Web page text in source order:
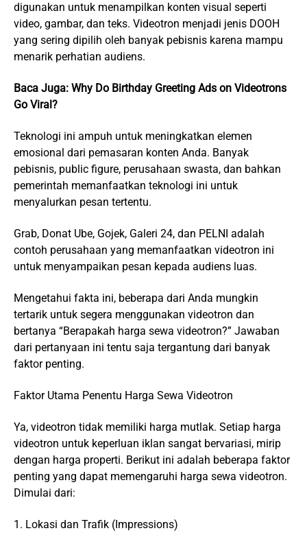
digunakan untuk menampilkan konten visual seperti
video, gambar, dan teks. Videotron menjadi jenis DOOH
yang sering dipilih oleh banyak pebisnis karena mampu
menarik perhatian audiens.
Baca Juga: Why Do Birthday Greeting Ads on Videotrons
Go Viral?
Teknologi ini ampuh untuk meningkatkan elemen
emosional dari pemasaran konten Anda. Banyak
pebisnis, public figure, perusahaan swasta, dan bahkan
pemerintah memanfaatkan teknologi ini untuk
menyalurkan pesan tertentu.
Grab, Donat Ube, Gojek, Galeri 24, dan PELNI adalah
contoh perusahaan yang memanfaatkan videotron ini
untuk menyampaikan pesan kepada audiens luas.
Mengetahui fakta ini, beberapa dari Anda mungkin
tertarik untuk segera menggunakan videotron dan
bertanya “Berapakah harga sewa videotron?” Jawaban
dari pertanyaan ini tentu saja tergantung dari banyak
faktor penting.
Faktor Utama Penentu Harga Sewa Videotron
Ya, videotron tidak memiliki harga mutlak. Setiap harga
videotron untuk keperluan iklan sangat bervariasi, mirip
dengan harga properti. Berikut ini adalah beberapa faktor
penting yang dapat memengaruhi harga sewa videotron.
Dimulai dari:
1. Lokasi dan Trafik (Impressions)